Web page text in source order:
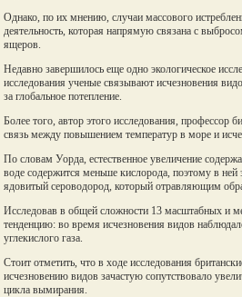
Однако, по их мнению, случаи массового
деятельность, которая напрямую связана с
ящеров.
Недавно завершилось еще одно экологическое
исследования ученые связывают исчезновения
за глобальное потепление.
Более того, автор этого исследования,
связь между повышением температур в море и
По словам Уорда, естественное увеличение
воде содержится меньше кислорода, поэтому в
ядовитый сероводород, который отравляющим
Исследовав в общей сложности 13 масштабных и
тенденцию: во время исчезновения видов
углекислого газа.
Стоит отметить, что в ходе исследования
исчезновению видов зачастую сопутствовало
цикла вымирания.